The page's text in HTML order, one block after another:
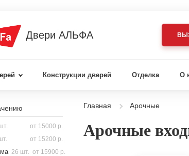
Двери АЛЬФА
Конструкции дверей Отделка О
от 15000 р.
от 15200 р.
26 шт. от 15900 р.
Главная Арочные
Арочные